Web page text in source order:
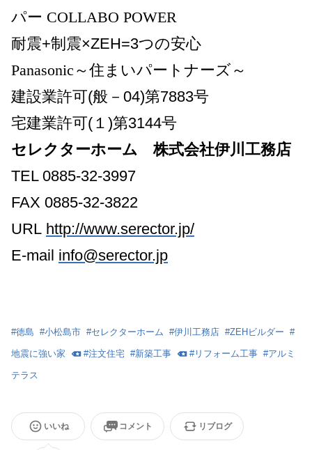
パー COLLABO POWER
耐震+制震×ZEH=3つの安心
Panasonic～住まいパートナーズ ～
建設業許可(般－04)第7883号
宅建業許可(１)第3144号
セレクターホーム 株式会社伊川工務店
TEL 0885-32-3997
FAX 0885-32-3822
URL http://www.serector.jp/
E-mail info@serector.jp
#徳島 #小松島市 #セレクターホーム #伊川工務店 #ZEHビルダー #
地震に強い家 #注文住宅 #新築工事 #リフォーム工事 #アルミ
テラス
いいね コメント リブログ